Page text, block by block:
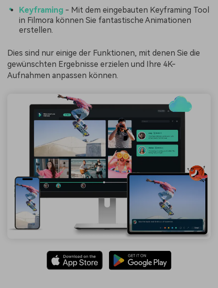
Keyframing - Mit dem eingebauten Keyframing Tool
in Filmora können Sie fantastische Animationen
erstellen.
Dies sind nur einige der Funktionen, mit denen Sie die
gewünschten Ergebnisse erzielen und Ihre 4K-
Aufnahmen anpassen können.